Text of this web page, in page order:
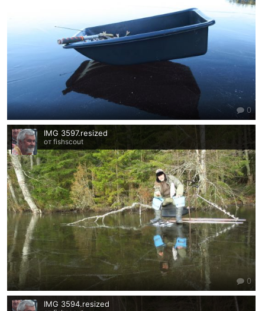
0
IMG 3597.resized
от fishscout
0
IMG 3594.resized